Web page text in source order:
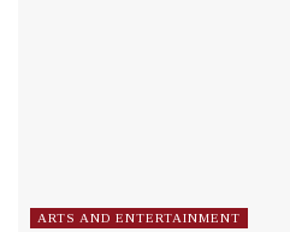
ARTS AND ENTERTAINMENT